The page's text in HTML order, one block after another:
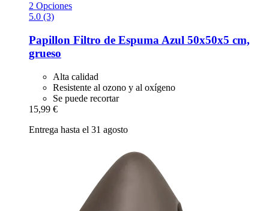
2 Opciones
5.0 (3)
Papillon Filtro de Espuma Azul 50x50x5 cm,
grueso
Alta calidad
Resistente al ozono y al oxígeno
Se puede recortar
15,99 €
Entrega hasta el 31 agosto